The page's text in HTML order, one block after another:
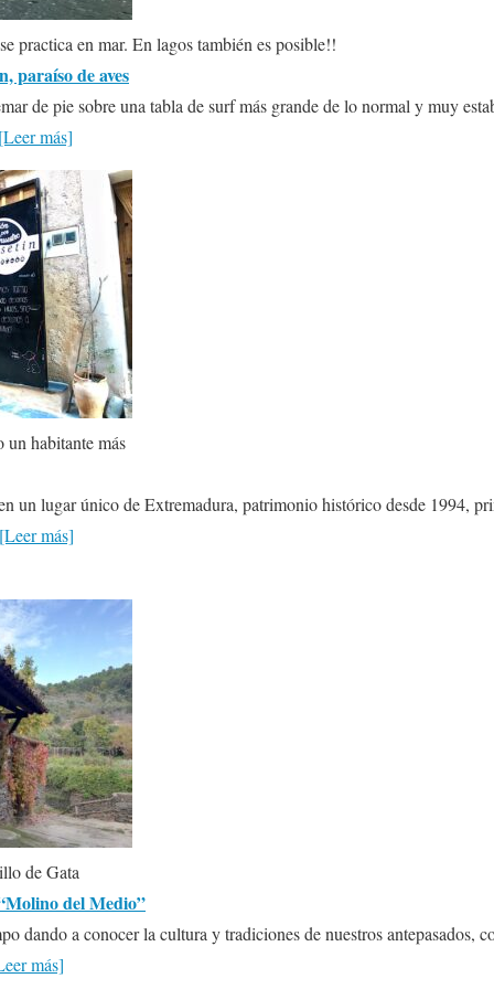
practica en mar. En lagos también es posible!!
paraíso de aves
de pie sobre una tabla de surf más grande de lo normal y muy
más]
un habitante más
un lugar único de Extremadura, patrimonio histórico desde 1994,
[Leer más]
de Gata
del Medio”
dando a conocer la cultura y tradiciones de nuestros antepasados,
más]